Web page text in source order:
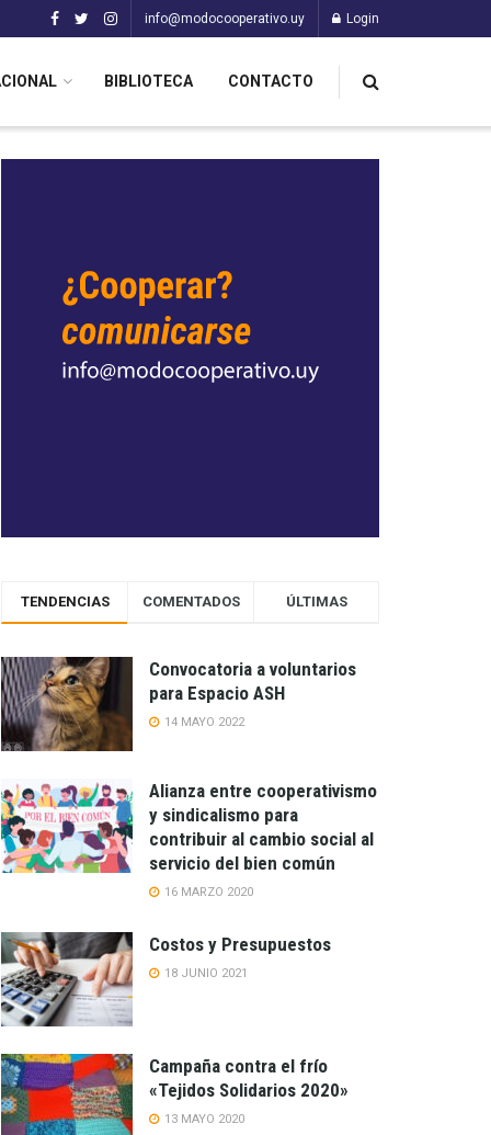
info@modocooperativo.uy Login
BIBLIOTECA CONTACTO
TENDENCIAS COMENTADOS ÚLTIMAS
Convocatoria a voluntarios
para Espacio ASH
14 MAYO 2022
Alianza entre cooperativismo
y sindicalismo para
contribuir al cambio social al
servicio del bien común
16 MARZO 2020
Costos y Presupuestos
18 JUNIO 2021
Campaña contra el frío
«Tejidos Solidarios 2020»
13 MAYO 2020